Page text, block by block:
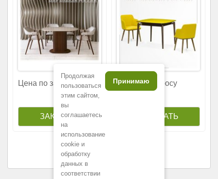
Цена по запросу Цена по запросу
Продолжая
пользоваться
этим сайтом,
вы
соглашаетесь
на
использование
cookie и
обработку
данных в
соответствии
Принимаю